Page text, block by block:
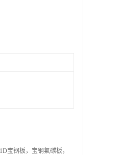
宝钢板，宝钢氟碳板，